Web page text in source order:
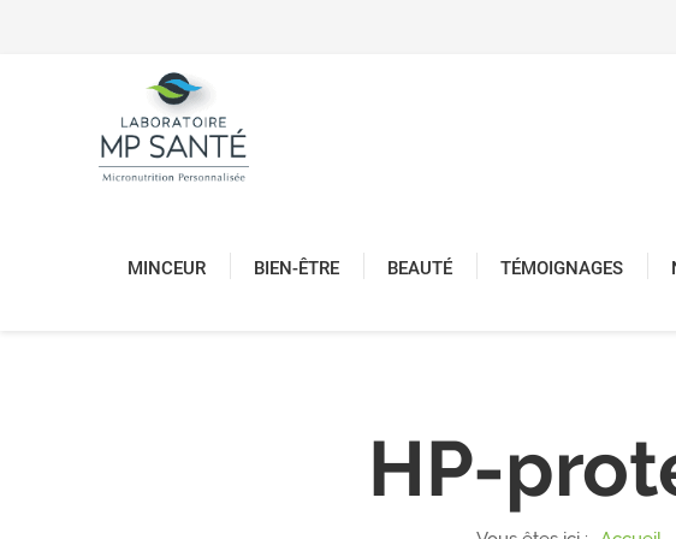
MINCEUR BIEN-ÊTRE BEAUTÉ TÉMOIGNAGES
HP-